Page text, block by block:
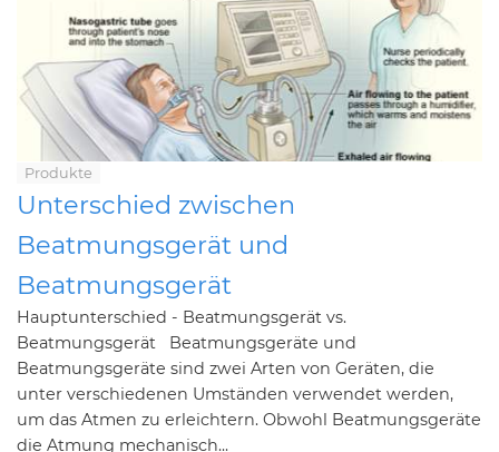
Produkte
Unterschied zwischen
Beatmungsgerät und
Beatmungsgerät
Hauptunterschied - Beatmungsgerät vs.
Beatmungsgerät Beatmungsgeräte und
Beatmungsgeräte sind zwei Arten von Geräten, die
unter verschiedenen Umständen verwendet werden,
um das Atmen zu erleichtern. Obwohl Beatmungsgeräte
die Atmung mechanisch...